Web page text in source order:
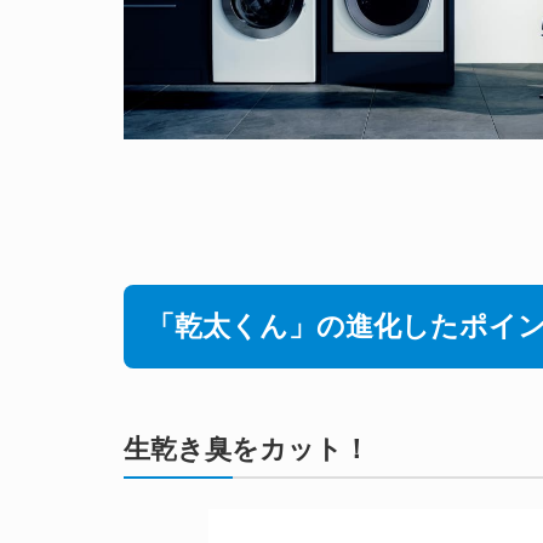
「乾太くん」の進化したポイ
生乾き臭をカット！